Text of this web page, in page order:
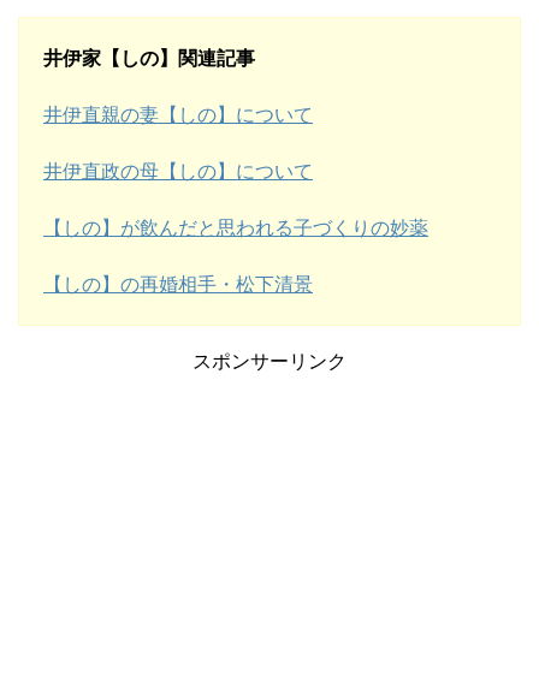
井伊家【しの】関連記事
井伊直親の妻【しの】について
井伊直政の母【しの】について
【しの】が飲んだと思われる子づくりの妙薬
【しの】の再婚相手・松下清景
スポンサーリンク